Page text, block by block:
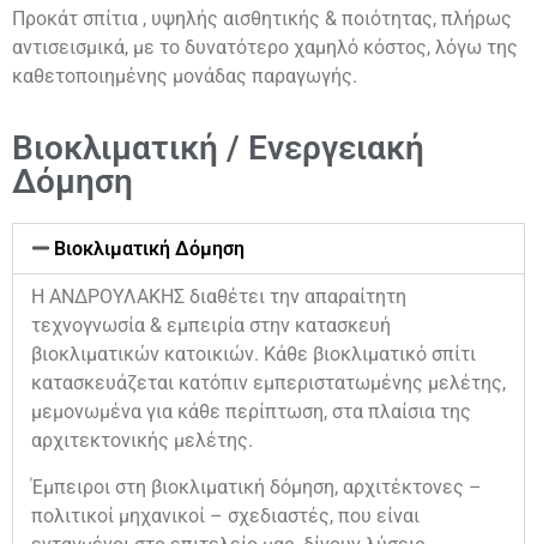
Προκάτ σπίτια , υψηλής αισθητικής & ποιότητας, πλήρως
αντισεισμικά, με το δυνατότερο χαμηλό κόστος, λόγω της
καθετοποιημένης μονάδας παραγωγής.
Βιοκλιματική / Ενεργειακή
Δόμηση
Βιοκλιματική Δόμηση
Η ΑΝΔΡΟΥΛΑΚΗΣ διαθέτει την απαραίτητη
τεχνογνωσία & εμπειρία στην κατασκευή
βιοκλιματικών κατοικιών. Κάθε βιοκλιματικό σπίτι
κατασκευάζεται κατόπιν εμπεριστατωμένης μελέτης,
μεμονωμένα για κάθε περίπτωση, στα πλαίσια της
αρχιτεκτονικής μελέτης.
Έμπειροι στη βιοκλιματική δόμηση, αρχιτέκτονες –
πολιτικοί μηχανικοί – σχεδιαστές, που είναι